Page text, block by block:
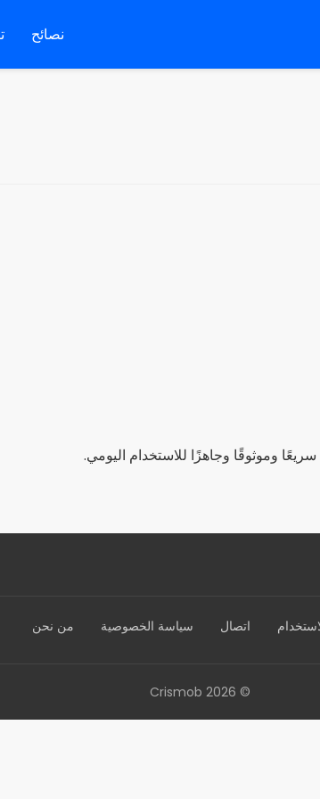
نصائح
وموثوقًا وجاهزًا للاستخدام اليومي.
اتصال سياسة الخصوصية من نحن
© 2026 Crismob